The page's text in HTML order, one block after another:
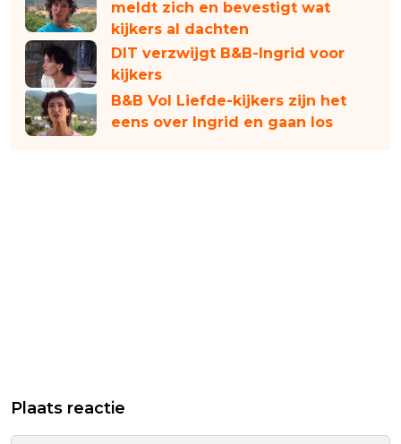
meldt zich en bevestigt wat
kijkers al dachten
DIT verzwijgt B&B-Ingrid voor
kijkers
B&B Vol Liefde-kijkers zijn het
eens over Ingrid en gaan los
Plaats reactie